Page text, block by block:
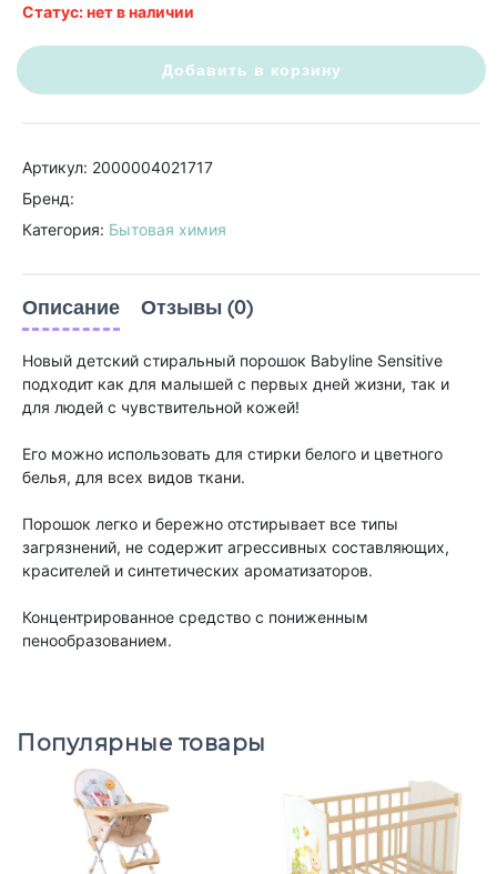
Статус: нет в наличии
Добавить в корзину
Артикул: 2000004021717
Бренд:
Категория: Бытовая химия
Описание Отзывы (0)
Новый детский стиральный порошок Babyline Sensitive
подходит как для малышей с первых дней жизни, так и
для людей с чувствительной кожей!
Его можно использовать для стирки белого и цветного
белья, для всех видов ткани.
Порошок легко и бережно отстирывает все типы
загрязнений, не содержит агрессивных составляющих,
красителей и синтетических ароматизаторов.
Концентрированное средство с пониженным
пенообразованием.
Популярные товары